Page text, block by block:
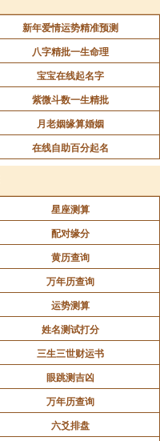
联系我们删除！以上内容，并
点。新年爱情运势精准预测
八字精批一生命理
宝宝在线起名字
紫微斗数一生精批
月老姻缘算婚姻
在线自助百分起名
星座测算
配对缘分
黄历查询
万年历查询
运势测算
姓名测试打分
三生三世财运书
眼跳测吉凶
万年历查询
六爻排盘